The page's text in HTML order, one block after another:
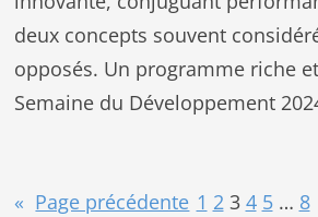
deux concepts souvent
opposés. Un programme riche
Semaine du Développement
« Page précédente 1 2 3 4 5 … 8